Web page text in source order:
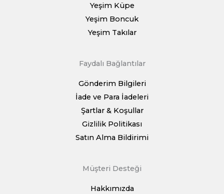
Yeşim Küpe
Yeşim Boncuk
Yeşim Takılar
Faydalı Bağlantılar
Gönderim Bilgileri
İade ve Para İadeleri
Şartlar & Koşullar
Gizlilik Politikası
Satın Alma Bildirimi
Müşteri Desteği
Hakkımızda